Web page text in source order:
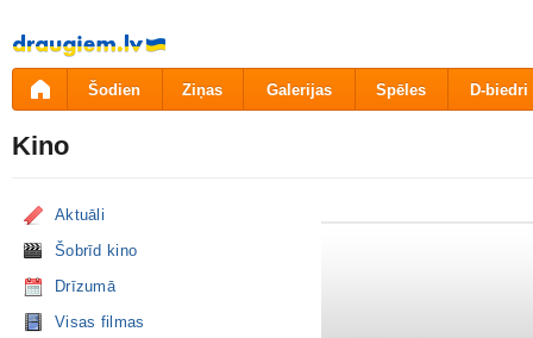
Pāriet
uz
saturu
Šodien Ziņas Galerijas Spēles D-biedri
Kino
Aktuāli
Šobrīd kino
Drīzumā
Visas filmas